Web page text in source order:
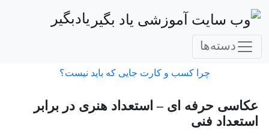
یادبگیر
دسته‌ها
چرا کسب و کارت جایی که باید نیست؟
عکاسی حرفه ای – استعداد هنری در برابر
استعداد فنی